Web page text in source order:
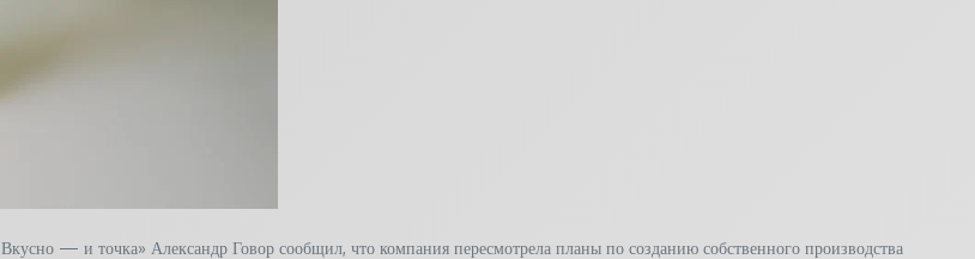
— и точка» Александр Говор сообщил, что компания пересмотрела планы по созданию собственного производства